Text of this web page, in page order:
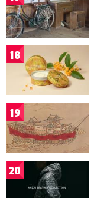
18
19
20